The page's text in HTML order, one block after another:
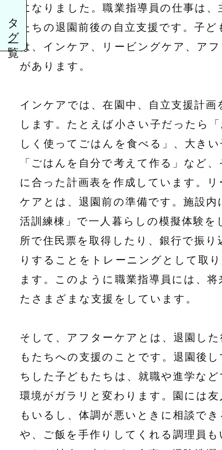
になりました。職業指導員の仕事は
たちの退園前後の自立支援です。子
は、インケア、リービングケア、ア
があります。
インケアでは、在園中、自立支援計画
します。たとえば小さい子だったら
しく使ってごはんを食べる」、大き
「ごはんを自分で考えて作る」など
に合った計画表を作成しています。
ケアとは、退園前の準備です。施設内
活訓練棟」で一人暮らしの模擬体験を
所で住民票を取得したり、銀行で振り
りすることをトレーニングとして取
ます。このように職業指導員には、
たさまざまな支援をしています。
そして、アフターケアとは、退園し
もたちへの支援のことです。退園後
ちした子どもたちは、就職や進学な
環境がガラリと変わります。園には友
もいるし、体調が悪いときに相談で
や、ご飯を手作りしてくれる調理員
タグ一覧